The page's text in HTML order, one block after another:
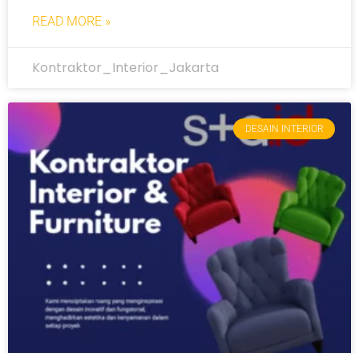
READ MORE »
Kontraktor_Interior_Jakarta
DESAIN INTERIOR